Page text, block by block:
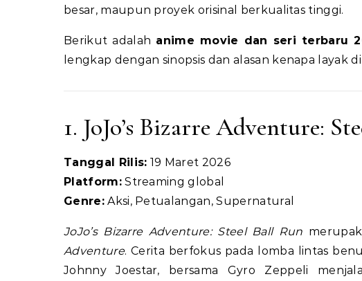
besar, maupun proyek orisinal berkualitas tinggi.
Berikut adalah anime movie dan seri terbaru
lengkap dengan sinopsis dan alasan kenapa layak
1. JoJo’s Bizarre Adventure:
Tanggal Rilis: 19 Maret 2026
Platform:Streaming global
Genre:Aksi, Petualangan, Supernatural
JoJo’s Bizarre Adventure: Steel Ball Run
Adventure. Cerita berfokus pada lomba lintas
Johnny Joestar, bersama Gyro Zeppeli